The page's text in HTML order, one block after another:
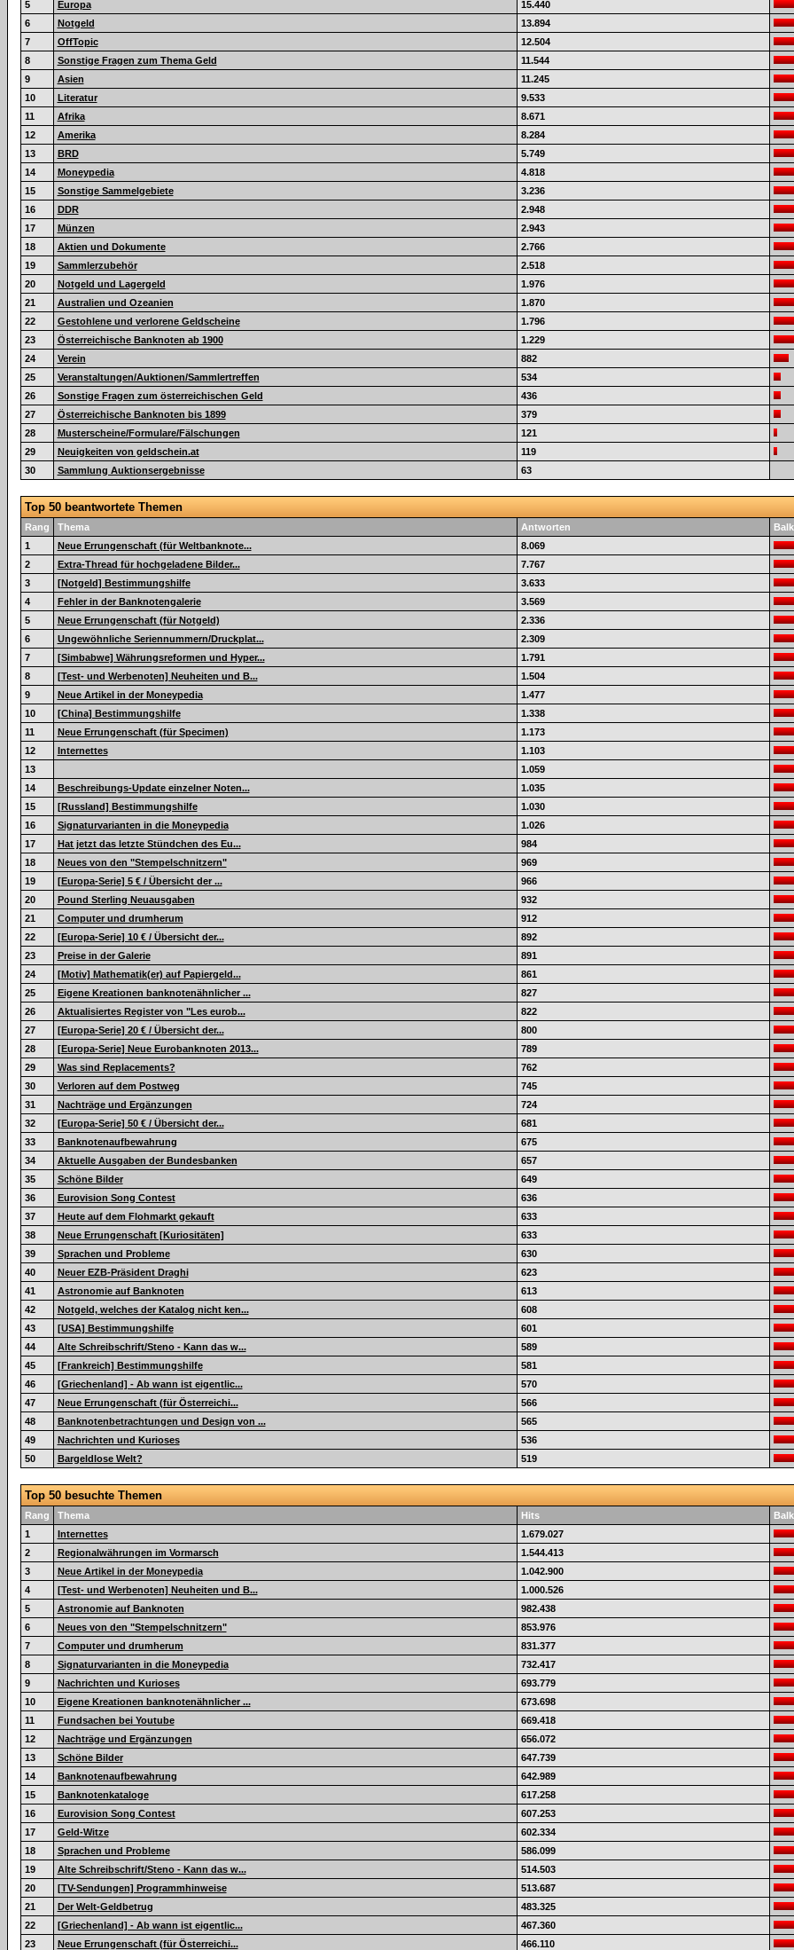
5
Europa
15.440
6
Notgeld
13.894
7
OffTopic
12.504
8
Sonstige Fragen zum Thema Geld
11.544
9
Asien
11.245
10
Literatur
9.533
11
Afrika
8.671
12
Amerika
8.284
13
BRD
5.749
14
Moneypedia
4.818
15
Sonstige Sammelgebiete
3.236
16
DDR
2.948
17
Münzen
2.943
18
Aktien und Dokumente
2.766
19
Sammlerzubehör
2.518
20
Notgeld und Lagergeld
1.976
21
Australien und Ozeanien
1.870
22
Gestohlene und verlorene Geldscheine
1.796
23
Österreichische Banknoten ab 1900
1.229
24
Verein
882
25
Veranstaltungen/Auktionen/Sammlertreffen
534
26
Sonstige Fragen zum österreichischen Geld
436
27
Österreichische Banknoten bis 1899
379
28
Musterscheine/Formulare/Fälschungen
121
29
Neuigkeiten von geldschein.at
119
30
Sammlung Auktionsergebnisse 63
Top 50 beantwortete Themen
Rang Thema Antworten
1
Neue Errungenschaft (für Weltbanknote...
8.069
2
Extra-Thread für hochgeladene Bilder...
7.767
3
[Notgeld] Bestimmungshilfe
3.633
4
Fehler in der Banknotengalerie
3.569
5
Neue Errungenschaft (für Notgeld)
2.336
6
Ungewöhnliche Seriennummern/Druckplat...
2.309
7
[Simbabwe] Währungsreformen und Hyper...
1.791
8
[Test- und Werbenoten] Neuheiten und B...
1.504
9
Neue Artikel in der Moneypedia
1.477
10
[China] Bestimmungshilfe
1.338
11
Neue Errungenschaft (für Specimen)
1.173
12
Internettes
1.103
13
1.059
14
Beschreibungs-Update einzelner Noten...
1.035
15
[Russland] Bestimmungshilfe
1.030
16
Signaturvarianten in die Moneypedia
1.026
17
Hat jetzt das letzte Stündchen des Eu...
984
18
Neues von den "Stempelschnitzern"
969
19
[Europa-Serie] 5 € / Übersicht der ...
966
20
Pound Sterling Neuausgaben
932
21
Computer und drumherum
912
22
[Europa-Serie] 10 € / Übersicht der...
892
23
Preise in der Galerie
891
24
[Motiv] Mathematik(er) auf Papiergeld...
861
25
Eigene Kreationen banknotenähnlicher ...
827
26
Aktualisiertes Register von "Les eurob...
822
27
[Europa-Serie] 20 € / Übersicht der...
800
28
[Europa-Serie] Neue Eurobanknoten 2013...
789
29
Was sind Replacements?
762
30
Verloren auf dem Postweg
745
31
Nachträge und Ergänzungen
724
32
[Europa-Serie] 50 € / Übersicht der...
681
33
Banknotenaufbewahrung
675
34
Aktuelle Ausgaben der Bundesbanken
657
35
Schöne Bilder
649
36
Eurovision Song Contest
636
37
Heute auf dem Flohmarkt gekauft
633
38
Neue Errungenschaft [Kuriositäten]
633
39
Sprachen und Probleme
630
40
Neuer EZB-Präsident Draghi
623
41
Astronomie auf Banknoten
613
42
Notgeld, welches der Katalog nicht ken...
608
43
[USA] Bestimmungshilfe
601
44
Alte Schreibschrift/Steno - Kann das w...
589
45
[Frankreich] Bestimmungshilfe
581
46
[Griechenland] - Ab wann ist eigentlic...
570
47
Neue Errungenschaft (für Österreichi...
566
48
Banknotenbetrachtungen und Design von ...
565
49
Nachrichten und Kurioses
536
50
Bargeldlose Welt? 519
Top 50 besuchte Themen
Rang Thema Hits
1
Internettes
1.679.027
2
Regionalwährungen im Vormarsch
1.544.413
3
Neue Artikel in der Moneypedia
1.042.900
4
[Test- und Werbenoten] Neuheiten und B...
1.000.526
5
Astronomie auf Banknoten
982.438
6
Neues von den "Stempelschnitzern"
853.976
7
Computer und drumherum
831.377
8
Signaturvarianten in die Moneypedia
732.417
9
Nachrichten und Kurioses
693.779
10
Eigene Kreationen banknotenähnlicher ...
673.698
11
Fundsachen bei Youtube
669.418
12
Nachträge und Ergänzungen
656.072
13
Schöne Bilder
647.739
14
Banknotenaufbewahrung
642.989
15
Banknotenkataloge
617.258
16
Eurovision Song Contest
607.253
17
Geld-Witze
602.334
18
Sprachen und Probleme
586.099
19
Alte Schreibschrift/Steno - Kann das w...
514.503
20
[TV-Sendungen] Programmhinweise
513.687
21
Der Welt-Geldbetrug
483.325
22
[Griechenland] - Ab wann ist eigentlic...
467.360
23
Neue Errungenschaft (für Österreichi... 466.110